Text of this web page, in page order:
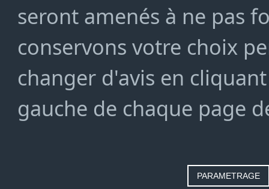
seront amenés à ne pas
conservons votre choix
changer d'avis en
gauche de chaque page
PARAMETRAGE